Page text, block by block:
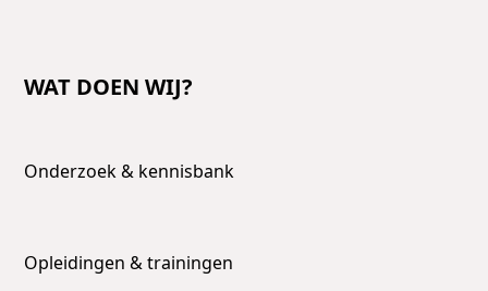
WAT DOEN WIJ?
Onderzoek & kennisbank
Opleidingen & trainingen